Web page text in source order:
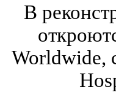
В
Worldwide,